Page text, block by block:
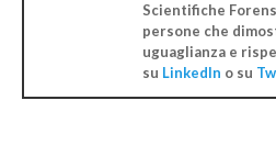
Scientifiche
persone che
uguaglianza e
su LinkedIn o su